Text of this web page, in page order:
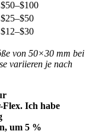
$50–$100
$25–$50
$12–$30
von 50×30 mm bei
variieren je nach
Ich habe
um 5 %